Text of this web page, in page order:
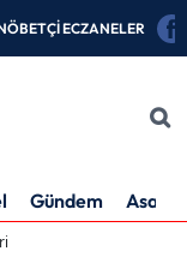
ECZANELER
Gündem Asayiş